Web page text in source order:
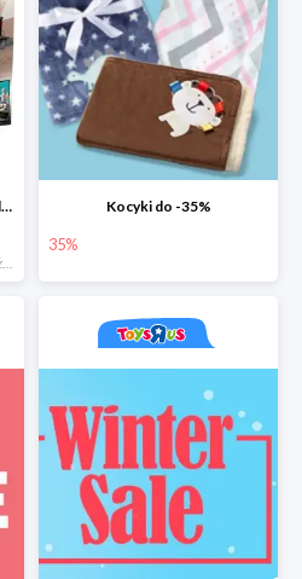
LEGO Hidden Side, Ekspres widmo
*najniższa cena z 30 dni przed obniżką
Kocyki do -35%
35%